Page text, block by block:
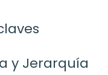
y Jerarquía